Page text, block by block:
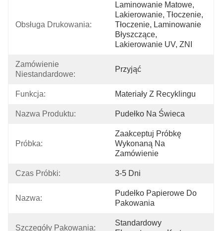
Obsługa Drukowania:
Laminowanie Matowe,
Lakierowanie, Tłoczenie,
Tłoczenie, Laminowanie
Błyszczące,
Lakierowanie UV, ZNI
Zamówienie
Niestandardowe:
Przyjąć
Funkcja: Materiały Z Recyklingu
Nazwa Produktu: Pudełko Na Świeca
Próbka:
Zaakceptuj Próbkę
Wykonaną Na
Zamówienie
Czas Próbki: 3-5 Dni
Nazwa:
Pudełko Papierowe Do
Pakowania
Szczegóły Pakowania:
Standardowy